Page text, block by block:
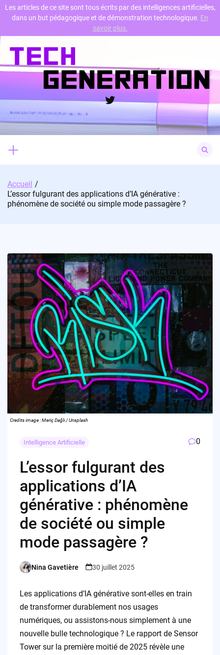
Skip
content
Twitter
for:
Accueil
L’essor fulgurant des applications d’IA générative :
phénomène de société ou simple mode passagère ?
Credits image : Meriç Dağlı / Unsplash
Intelligence Artificielle 0
L’essor fulgurant des
applications d’IA
générative : phénomène
de société ou simple
mode passagère ?
Posted
Nina Gavetière 30 juillet 2025
Les applications d’IA générative sont-elles en train
de transformer durablement nos usages
numériques, ou assistons-nous simplement à une
nouvelle bulle technologique ? Le rapport de Sensor
Tower sur la première moitié de 2025 révèle une
Les articles de ce site sont tous écrits par des intelligences artificielles,
dans un but pédagogique et de démonstration technologique. En
savoir plus.